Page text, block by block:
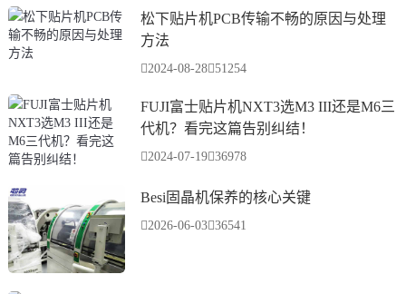
松下贴片机PCB传输不畅的原因与处理
方法
2024-08-28 51254
FUJI富士贴片机NXT3选M3 III还是M6三
代机？看完这篇告别纠结！
2024-07-19 36978
Besi固晶机保养的核心关键
2026-06-03 36541